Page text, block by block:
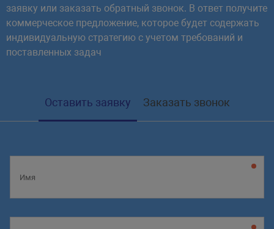
заявку или заказать обратный звонок. В ответ получите
коммерческое предложение, которое будет содержать
индивидуальную стратегию с учетом требований и
поставленных задач
Оставить заявку Заказать звонок